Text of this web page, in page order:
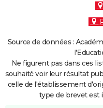
Source de données :
Ne figurent pas dans ces
souhaité voir leur résultat
celle de l'établissement
type de brevet est